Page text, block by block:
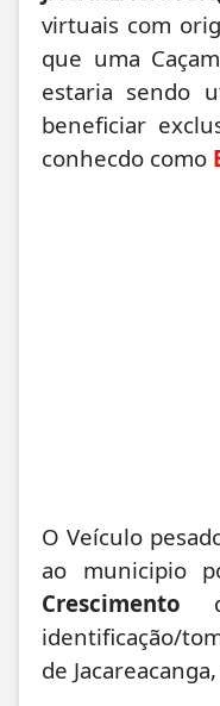
virtuais com
que uma
estaria sendo
beneficiar
conhecdo como
O Veículo
ao municipio
Crescimento
identificação/
de